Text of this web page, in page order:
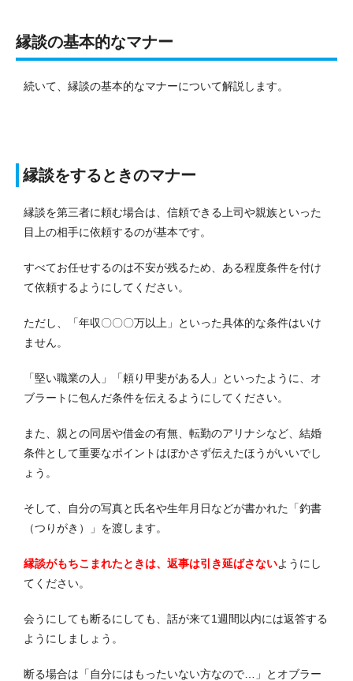
縁談の基本的なマナー
続いて、縁談の基本的なマナーについて解説します。
縁談をするときのマナー
縁談を第三者に頼む場合は、信頼できる上司や親族といった
目上の相手に依頼するのが基本です。
すべてお任せするのは不安が残るため、ある程度条件を付け
て依頼するようにしてください。
ただし、「年収〇〇〇万以上」といった具体的な条件はいけ
ません。
「堅い職業の人」「頼り甲斐がある人」といったように、オ
ブラートに包んだ条件を伝えるようにしてください。
また、親との同居や借金の有無、転勤のアリナシなど、結婚
条件として重要なポイントはぼかさず伝えたほうがいいでし
ょう。
そして、自分の写真と氏名や生年月日などが書かれた「釣書
（つりがき）」を渡します。
縁談がもちこまれたときは、返事は引き延ばさないようにし
てください。
会うにしても断るにしても、話が来て1週間以内には返答する
ようにしましょう。
断る場合は「自分にはもったいない方なので…」とオブラー